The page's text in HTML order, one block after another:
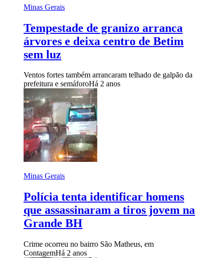
Minas Gerais
Tempestade de granizo arranca
árvores e deixa centro de Betim
sem luz
Ventos fortes também arrancaram telhado de galpão da
prefeitura e semáforoHá 2 anos
Minas Gerais
Polícia tenta identificar homens
que assassinaram a tiros jovem na
Grande BH
Crime ocorreu no bairro São Matheus, em
ContagemHá 2 anos